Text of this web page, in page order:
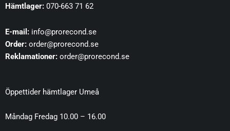
Hämtlager: 070-663 71 62
E-mail: info@prorecond.se
Order: order@prorecond.se
Reklamationer: order@prorecond.se
Öppettider hämtlager Umeå
Måndag Fredag 10.00 – 16.00